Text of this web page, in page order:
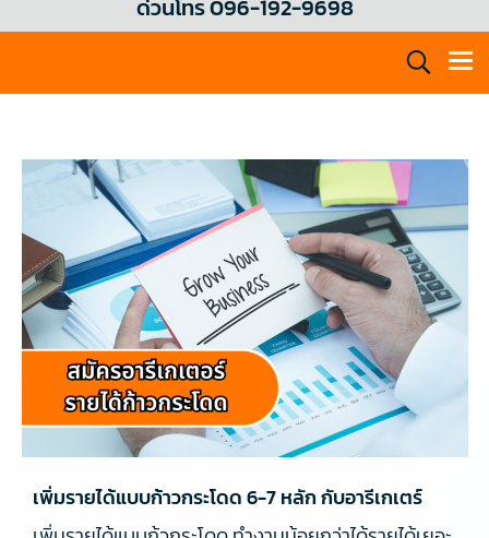
ด่วนโทร 096-192-9698
เพิ่มรายได้แบบก้าวกระโดด 6-7 หลัก กับอารีเกเตร์